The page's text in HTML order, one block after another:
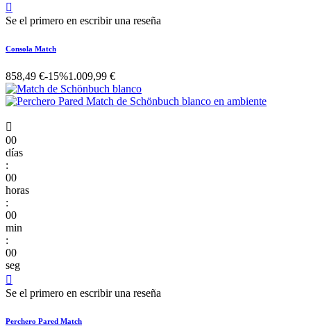

Se el primero en escribir una reseña
Consola Match
858,49 €-15%1.009,99 €

00
días
:
00
horas
:
00
min
:
00
seg

Se el primero en escribir una reseña
Perchero Pared Match